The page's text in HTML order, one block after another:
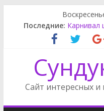
Последние: Карнивал
Киа
Rак
Карнивал
Сайт интересных и